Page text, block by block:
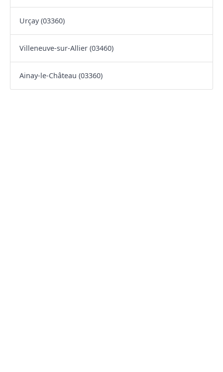
Urçay (03360)
Villeneuve-sur-Allier (03460)
Ainay-le-Château (03360)